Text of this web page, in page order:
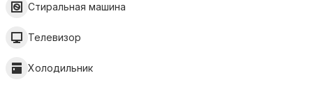
Стиральная машина
Телевизор
Холодильник